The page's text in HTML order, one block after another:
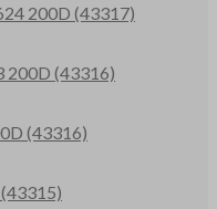
200D (43317)
(43316)